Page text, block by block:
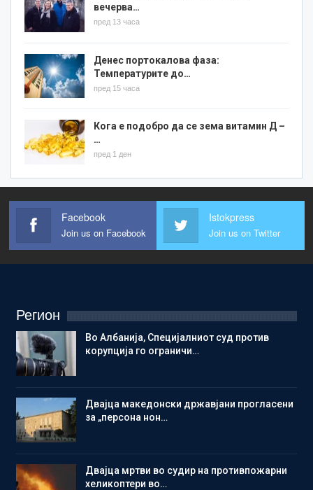
вечерва…
пред 13 часа
Денес портокалова фаза:
Температурите до…
пред 15 часа
Кога е подобро да се зема витамин Д –
…
пред 1 ден
Facebook
Join us on Facebook
Istokpress
Join us on Twitter
Регион
Во Албанија, Специјалниот суд против
корупција го ограничи…
Двајца македонски државјани прогласени
за „персона нон…
Двајца мртви во судир на противпожарни
хеликоптери во…